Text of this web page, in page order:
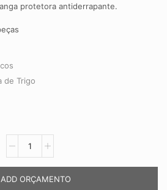
protetora antiderrapante.
de Trigo
CB
ADD ORÇAMENTO